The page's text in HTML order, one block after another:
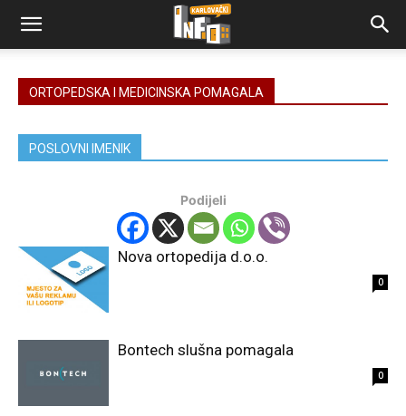
ORTOPEDSKA I MEDICINSKA POMAGALA
POSLOVNI IMENIK
Podijeli
Nova ortopedija d.o.o.
0
Bontech slušna pomagala
0